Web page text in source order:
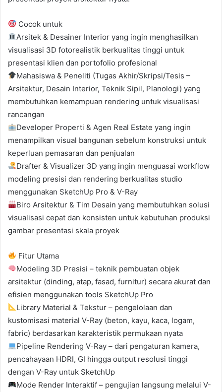
Cocok untuk
Arsitek & Desainer Interior yang ingin menghasilkan
visualisasi 3D fotorealistik berkualitas tinggi untuk
presentasi klien dan portofolio profesional
Mahasiswa & Peneliti (Tugas Akhir/Skripsi/Tesis –
Arsitektur, Desain Interior, Teknik Sipil, Planologi) yang
membutuhkan kemampuan rendering untuk visualisasi
rancangan
Developer Properti & Agen Real Estate yang ingin
menampilkan visual bangunan sebelum konstruksi untuk
keperluan pemasaran dan penjualan
Drafter & Visualizer 3D yang ingin menguasai workflow
modeling presisi dan rendering berkualitas studio
menggunakan SketchUp Pro & V-Ray
Biro Arsitektur & Tim Desain yang membutuhkan solusi
visualisasi cepat dan konsisten untuk kebutuhan produksi
gambar presentasi skala proyek
Fitur Utama
Modeling 3D Presisi – teknik pembuatan objek
arsitektur (dinding, atap, fasad, furnitur) secara akurat dan
efisien menggunakan tools SketchUp Pro
Library Material & Tekstur – pengelolaan dan
kustomisasi material V-Ray (beton, kayu, kaca, logam,
fabric) berdasarkan karakteristik permukaan nyata
Pipeline Rendering V-Ray – dari pengaturan kamera,
pencahayaan HDRI, GI hingga output resolusi tinggi
dengan V-Ray untuk SketchUp
Mode Render Interaktif – pengujian langsung melalui V-